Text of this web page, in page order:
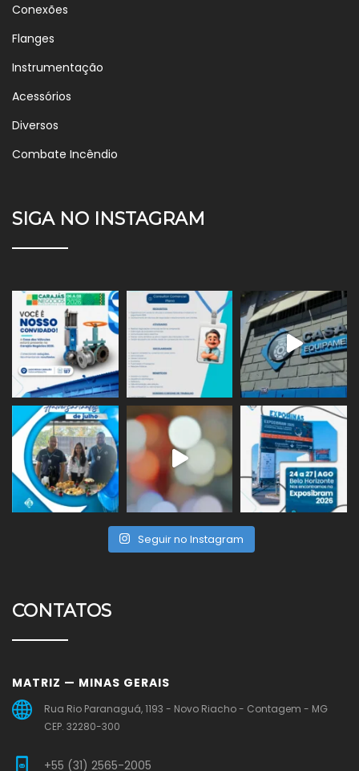
Conexões
Flanges
Instrumentação
Acessórios
Diversos
Combate Incêndio
SIGA NO INSTAGRAM
Seguir no Instagram
CONTATOS
MATRIZ — MINAS GERAIS
Rua Rio Paranaguá, 1193 - Novo Riacho - Contagem - MG
CEP. 32280-300
+55 (31) 2565-2005